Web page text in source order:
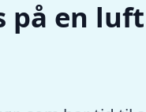
på en luft